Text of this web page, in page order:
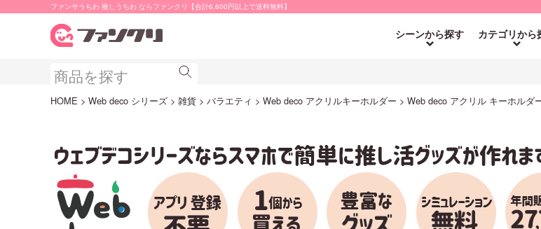
ファンサうちわ 推しうちわ ならファンクリ【合計6,600円以上で送料無料】
シーンから探す カテゴリから
HOME Web deco シリーズ 雑貨 バラエティ Web deco アクリルキーホルダー Web deco アクリル キーホル